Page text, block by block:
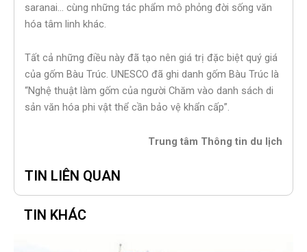
saranai… cùng những tác phẩm mô phỏng đời sống văn
hóa tâm linh khác.
Tất cả những điều này đã tạo nên giá trị đặc biệt quý giá
của gốm Bàu Trúc. UNESCO đã ghi danh gốm Bàu Trúc là
“Nghệ thuật làm gốm của người Chăm vào danh sách di
sản văn hóa phi vật thể cần bảo vệ khẩn cấp”.
Trung tâm Thông tin du lịch
TIN LIÊN QUAN
TIN KHÁC